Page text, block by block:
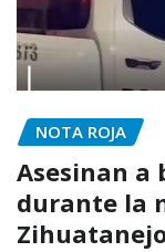
NOTA ROJA
Asesinan a
durante la